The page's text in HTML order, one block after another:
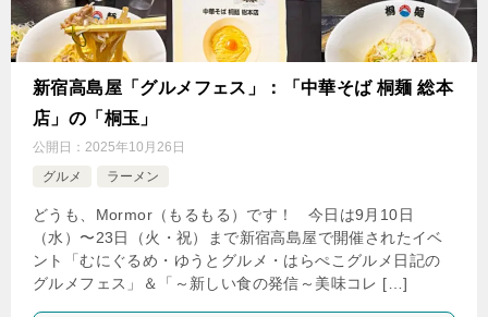
新宿高島屋「グルメフェス」：「中華そば 桐麺 総本
店」の「桐玉」
公開日： 2025年10月26日
グルメ
ラーメン
どうも、Mormor（もるもる）です！ 今日は9月10日
（水）〜23日（火・祝）まで新宿高島屋で開催されたイベ
ント「むにぐるめ・ゆうとグルメ・はらぺこグルメ日記の
グルメフェス」＆「～新しい食の発信～美味コレ […]